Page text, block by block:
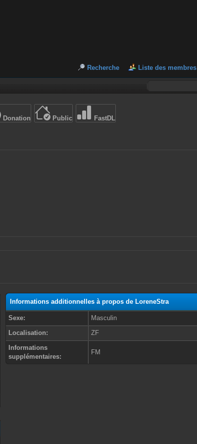
Recherche Liste des membres
Donation Public FastDL
Informations additionnelles à propos de LoreneStra
Sexe:
Masculin
Localisation:
ZF
Informations
supplémentaires:
FM